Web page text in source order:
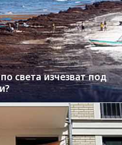
света изчезват под